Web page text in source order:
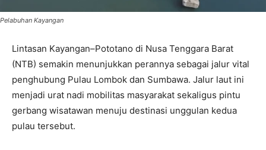
Pelabuhan Kayangan
Lintasan Kayangan–Pototano di Nusa Tenggara Barat
(NTB) semakin menunjukkan perannya sebagai jalur vital
penghubung Pulau Lombok dan Sumbawa. Jalur laut ini
menjadi urat nadi mobilitas masyarakat sekaligus pintu
gerbang wisatawan menuju destinasi unggulan kedua
pulau tersebut.